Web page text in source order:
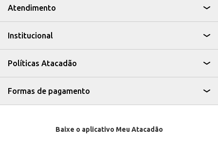
A Ginga Car Toymix Led oferece diversão e entretenimento para as
crianças, sendo uma opção prática e segura para o uso doméstico. Seu
Atendimento
Institucional
Políticas Atacadão
Formas de pagamento
Baixe o aplicativo Meu Atacadão